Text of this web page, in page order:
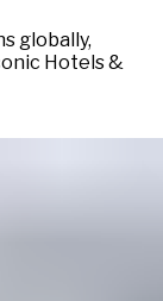
globally,
Hotels &